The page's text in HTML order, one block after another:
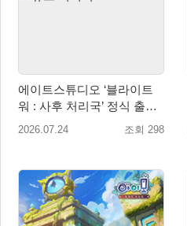
에이트스튜디오 ‘블라이트
워 : 사후 처리국’ 정식 출
시… 사전예약자 50만 명 달
2026.07.24 조회 298